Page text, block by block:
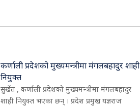
कर्णाली प्रदेशको मुख्यमन्त्रीमा मंगलबहादुर शाही
नियुक्त
सुर्खेत , कर्णाली प्रदेशको मुख्यमन्त्रीमा मंगलबहादुर
शाही नियुक्त भएका छन् । प्रदेश प्रमुख यज्ञराज